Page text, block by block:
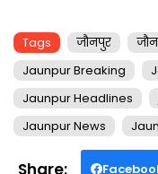
Tags जौनपुर
Jaunpur Breaking
Jaunpur Headlines
Jaunpur News